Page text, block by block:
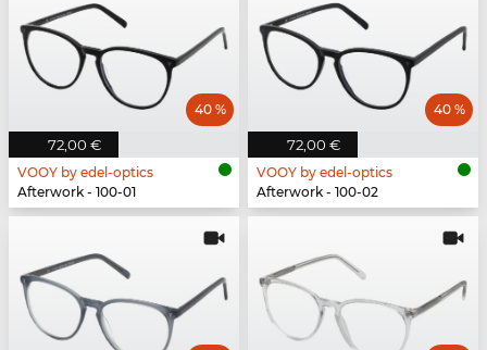
72,00 €
40 %
VOOY by edel-optics
Afterwork - 100-01
72,00 €
40 %
VOOY by edel-optics
Afterwork - 100-02